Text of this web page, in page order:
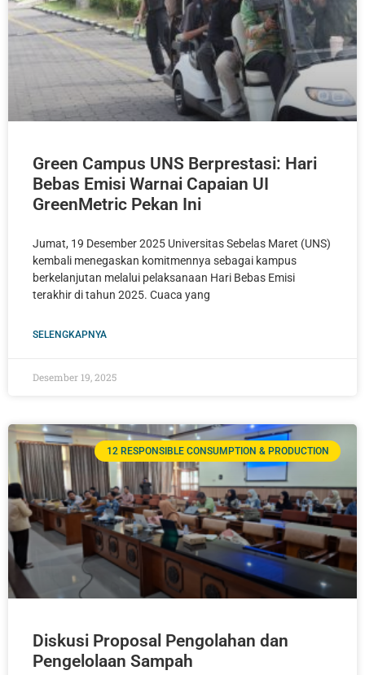
Green Campus UNS Berprestasi: Hari
Bebas Emisi Warnai Capaian UI
GreenMetric Pekan Ini
Jumat, 19 Desember 2025 Universitas Sebelas Maret (UNS)
kembali menegaskan komitmennya sebagai kampus
berkelanjutan melalui pelaksanaan Hari Bebas Emisi
terakhir di tahun 2025. Cuaca yang
SELENGKAPNYA
Desember 19, 2025
12 RESPONSIBLE CONSUMPTION & PRODUCTION
Diskusi Proposal Pengolahan dan
Pengelolaan Sampah